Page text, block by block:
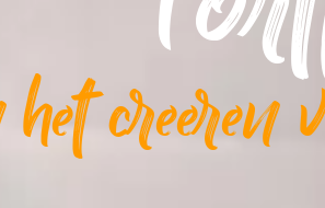
creeren